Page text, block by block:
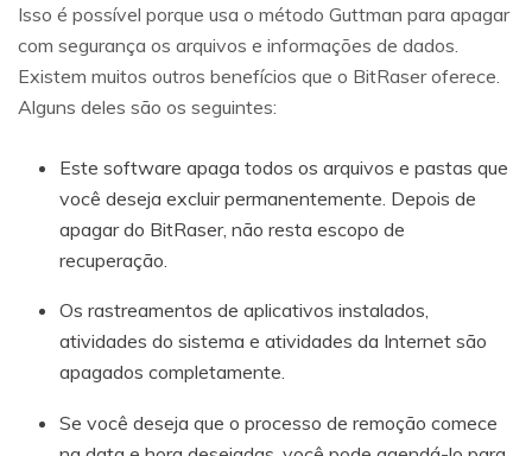
Isso é possível porque usa o método Guttman para apagar
com segurança os arquivos e informações de dados.
Existem muitos outros benefícios que o BitRaser oferece.
Alguns deles são os seguintes:
Este software apaga todos os arquivos e pastas que
você deseja excluir permanentemente. Depois de
apagar do BitRaser, não resta escopo de
recuperação.
Os rastreamentos de aplicativos instalados,
atividades do sistema e atividades da Internet são
apagados completamente.
Se você deseja que o processo de remoção comece